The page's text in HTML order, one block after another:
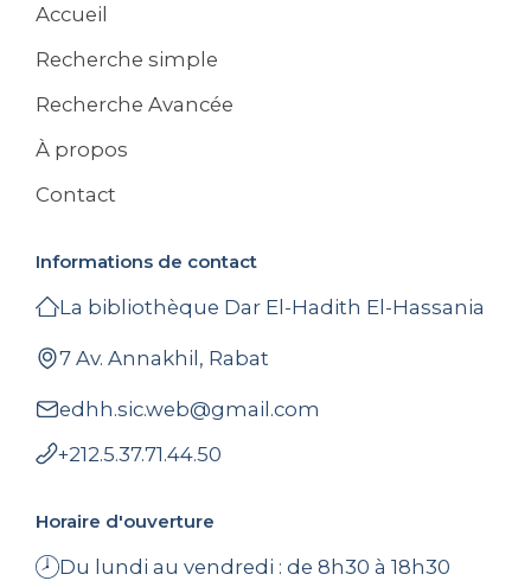
Accueil
Recherche simple
Recherche Avancée
À propos
Contact
Informations de contact
La bibliothèque Dar El-Hadith El-Hassania
7 Av. Annakhil, Rabat
edhh.sic.web@gmail.com
+212.5.37.71.44.50
Horaire d'ouverture
Du lundi au vendredi : de 8h30 à 18h30